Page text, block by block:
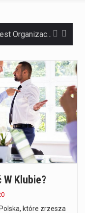
Jaką dynamikę wzrostu PKB przewidują prognozy gospodarcze dla Polski w 2026 roku? Prognozy dotyczące gospodarki Polski na rok 2026 sugerują, że Produkt Krajowy Brutto (PKB)…
Co to jest cyberbezpieczeństwo w sieci? Cyberbezpieczeństwo w Internecie stanowi istotny element ochrony systemów informacyjnych. Jego zasadniczym celem jest zabezpieczenie przed różnorodnymi cyberzagrożeniami oraz ryzykiem,…
Co to jest globalne ocieplenie? Globalne ocieplenie to proces, który trwa od dłuższego czasu i prowadzi do podnoszenia się średnich temperatur zarówno na naszej planecie,…
W Klubie?
które zrzesza